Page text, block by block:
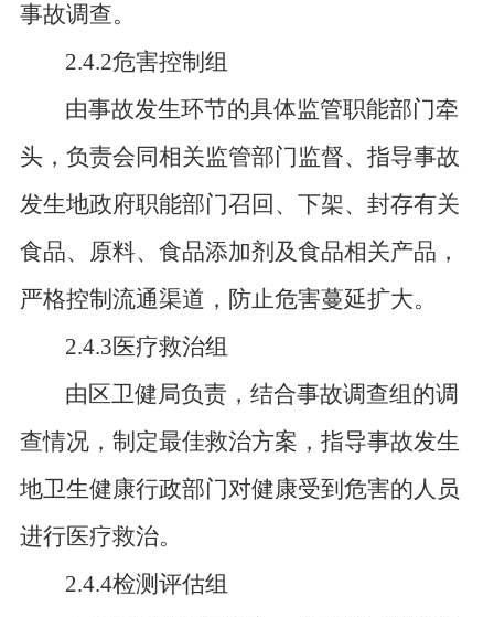
事故调查。
2.4.2危害控制组
由事故发生环节的具体监管职能部门牵
头，负责会同相关监管部门监督、指导事故
发生地政府职能部门召回、下架、封存有关
食品、原料、食品添加剂及食品相关产品，
严格控制流通渠道，防止危害蔓延扩大。
2.4.3医疗救治组
由区卫健局负责，结合事故调查组的调
查情况，制定最佳救治方案，指导事故发生
地卫生健康行政部门对健康受到危害的人员
进行医疗救治。
2.4.4检测评估组